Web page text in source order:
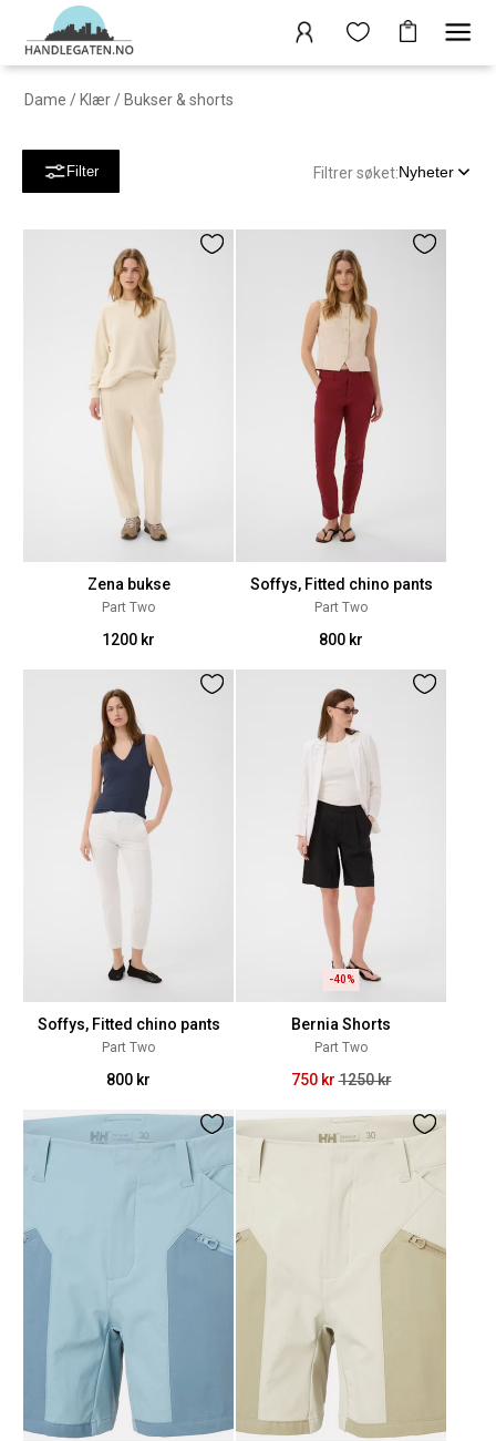
Dame / Klær / Bukser & shorts
Filter Filtrer søket:Nyheter
Zena bukse
Part Two
1200 kr
Soffys, Fitted chino pants
Part Two
800 kr
Soffys, Fitted chino pants
Part Two
800 kr
-40%
Bernia Shorts
Part Two
750 kr 1250 kr